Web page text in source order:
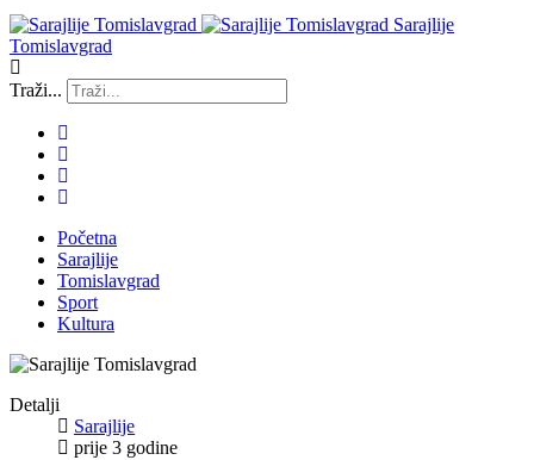
Sarajlije
Tomislavgrad
Traži...
Početna
Sarajlije
Tomislavgrad
Sport
Kultura
Detalji
Sarajlije
prije 3 godine